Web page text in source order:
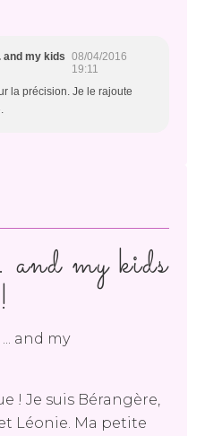
and my kids 08/04/2016
19:11
la précision. Je le rajoute
my kids
!
! Je suis Bérangère,
Léonie. Ma petite